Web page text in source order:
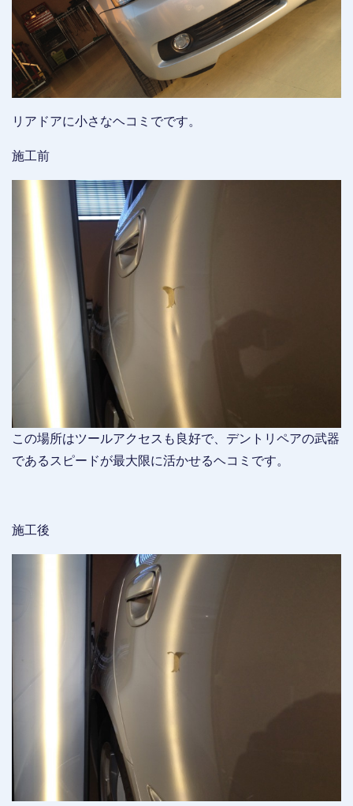
リアドアに小さなヘコミでです。
施工前
この場所はツールアクセスも良好で、デントリペアの武器
であるスピードが最大限に活かせるヘコミです。
施工後